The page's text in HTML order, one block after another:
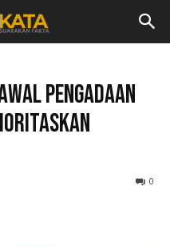
Pengadaan
0